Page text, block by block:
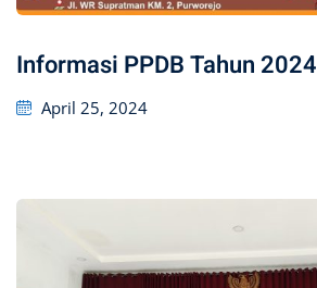
Informasi PPDB Tahun 2024
Posted
April 25, 2024